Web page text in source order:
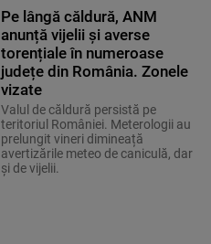
Pe lângă căldură, ANM
anunță vijelii și averse
torențiale în numeroase
județe din România. Zonele
vizate
Valul de căldură persistă pe
teritoriul României. Meterologii au
prelungit vineri dimineață
avertizările meteo de caniculă, dar
și de vijelii.